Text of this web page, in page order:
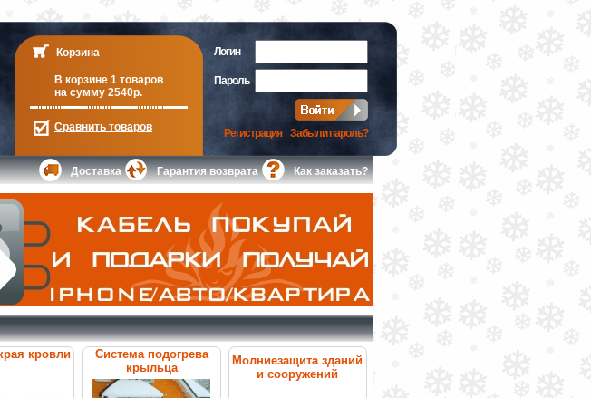
Корзина
В корзине 1 товаров
на сумму 2540р.
Сравнить товаров
Логин
Пароль
Регистрация| Забыли пароль?
Доставка Гарантия возврата Как заказать?
кровли
Система подогрева
крыльца
Молниезащита зданий
и сооружений